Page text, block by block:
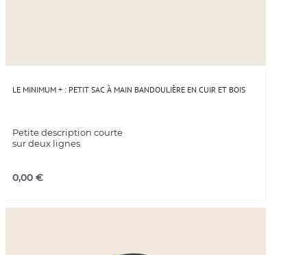
LE MINIMUM + : PETIT SAC À MAIN BANDOULIÈRE EN CUIR ET BOIS
Petite description courte
sur deux lignes
0,00 €